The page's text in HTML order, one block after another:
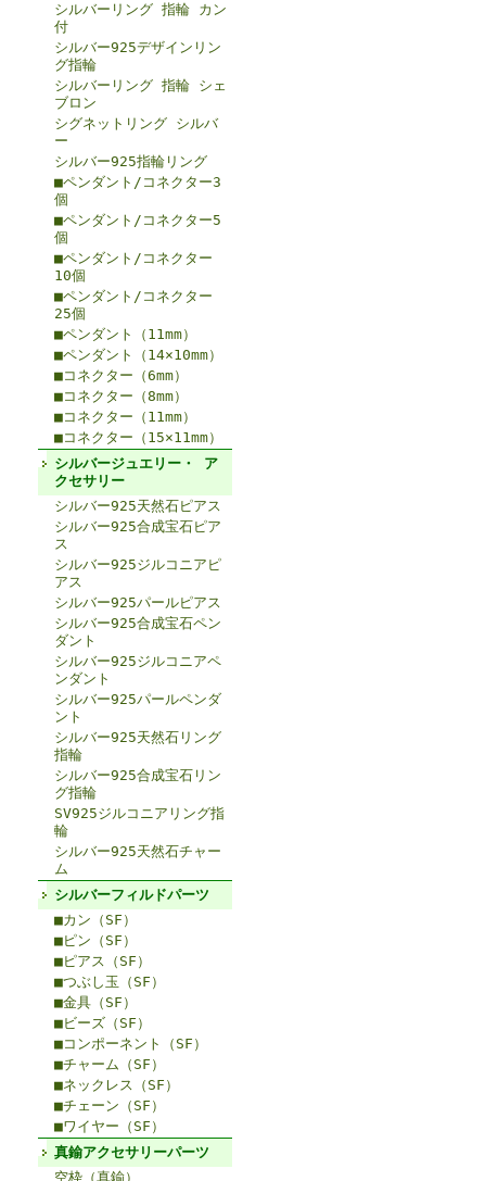
シルバーリング 指輪 カン
付
シルバー925デザインリン
グ指輪
シルバーリング 指輪 シェ
ブロン
シグネットリング シルバ
ー
シルバー925指輪リング
■ペンダント/コネクター3
個
■ペンダント/コネクター5
個
■ペンダント/コネクター
10個
■ペンダント/コネクター
25個
■ペンダント（11mm）
■ペンダント（14×10mm）
■コネクター（6mm）
■コネクター（8mm）
■コネクター（11mm）
■コネクター（15×11mm）
シルバージュエリー・ ア
クセサリー
シルバー925天然石ピアス
シルバー925合成宝石ピア
ス
シルバー925ジルコニアピ
アス
シルバー925パールピアス
シルバー925合成宝石ペン
ダント
シルバー925ジルコニアペ
ンダント
シルバー925パールペンダ
ント
シルバー925天然石リング
指輪
シルバー925合成宝石リン
グ指輪
SV925ジルコニアリング指
輪
シルバー925天然石チャー
ム
シルバーフィルドパーツ
■カン（SF）
■ピン（SF）
■ピアス（SF）
■つぶし玉（SF）
■金具（SF）
■ビーズ（SF）
■コンポーネント（SF）
■チャーム（SF）
■ネックレス（SF）
■チェーン（SF）
■ワイヤー（SF）
真鍮アクセサリーパーツ
空枠（真鍮）